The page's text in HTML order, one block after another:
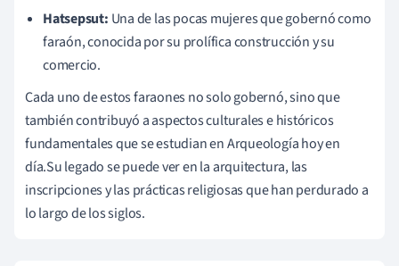
Hatsepsut: Una de las pocas mujeres que gobernó como
faraón, conocida por su prolífica construcción y su
comercio.
Cada uno de estos faraones no solo gobernó, sino que
también contribuyó a aspectos culturales e históricos
fundamentales que se estudian en Arqueología hoy en
día.Su legado se puede ver en la arquitectura, las
inscripciones y las prácticas religiosas que han perdurado a
lo largo de los siglos.